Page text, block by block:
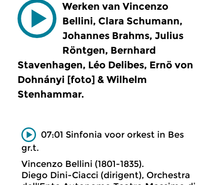
Werken van Vincenzo
Bellini, Clara Schumann,
Johannes Brahms, Julius
Röntgen, Bernhard
Stavenhagen, Léo Delibes, Ernö von
Dohnányi [foto] & Wilhelm
Stenhammar.
07:01 Sinfonia voor orkest in Bes
gr.t.
Vincenzo Bellini (1801-1835).
Diego Dini-Ciacci (dirigent), Orchestra